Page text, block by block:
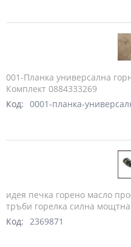
001-Планка универсална
Комплект 0884333269
Код: 0001-планка-
идея печка горено масло
тръби горелка силна мощтна
Код:
2369871